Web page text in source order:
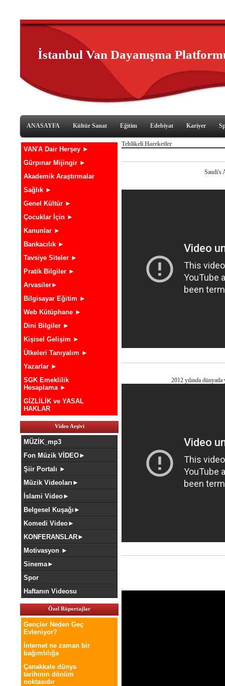
İstanbul Van Dayanışma
ANASAYFA Kültür Sanat Eğitim Edebiyat Kariyer
VAN'A Dair Herşey ►
Gürpınar Mijingir ►
Akademik Araştırmalar
Sağlık ►
Genel Kültür ►
Çocuklar İçin ►
Kanunlar ►
Bankacılık ►
Tavsiye Siteler ►
Pratik Bilgiler ►
Arvasiler►
Bilgisayar Eğitim ►
Web Kütüphane ►
Dini Bilgiler ►
Kişisel Gelişim ►
Ülkeleri Tanıyalım ►
Yazarlar ►
SGK Emeklilik
Hesaplama ►
GİZLİLİK ve YASAL
HAKLAR
Video Arşivi
MÜZİK_mp3
Fon Müzik VİDEO►
Şiir Portalı ►
Müzik Videoları►
İslami Video►
Belgesel Kuşağı►
Komedi Video►
KONFERANSLAR►
Motivasyon ►
Sinema►
Spor
Haftanın Videosu
Özel Röportajlar
Gençler Neden Geç
Evleniyor?
İnternet ne zaman bir
bağımlılığa
Çanakkale dünya
tarihinin dönüm
noktasıdır
Tehlikeli Hareketler
Saudi's
2012 yılında